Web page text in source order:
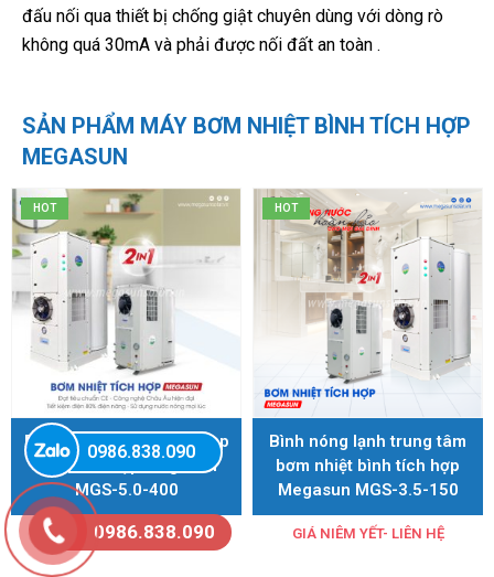
đấu nối qua thiết bị chống giật chuyên dùng với dòng rò
không quá 30mA và phải được nối đất an toàn .
SẢN PHẨM MÁY BƠM NHIỆT BÌNH TÍCH HỢP
MEGASUN
HOT
Bình nóng lạnh heat pump
Bích tích hợp Megasun
MGS-5.0-400
GIÁ NIÊM YẾT- LIÊN HỆ
HOT
Bình nóng lạnh trung tâm
bơm nhiệt bình tích hợp
Megasun MGS-3.5-150
GIÁ NIÊM YẾT- LIÊN HỆ
0986.838.090
0986.838.090